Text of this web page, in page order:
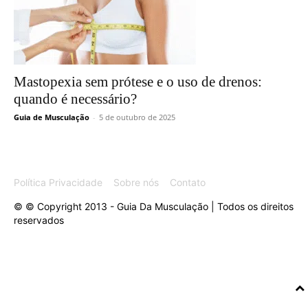
Mastopexia sem prótese e o uso de drenos:
quando é necessário?
Guia de Musculação - 5 de outubro de 2025
Política Privacidade Sobre nós Contato
© © Copyright 2013 - Guia Da Musculação | Todos os direitos
reservados